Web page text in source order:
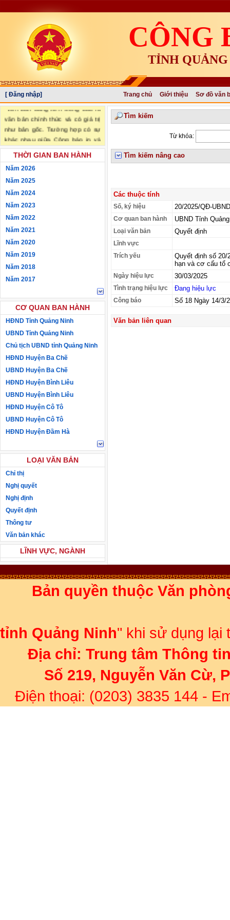
CÔNG
TỈNH
[ Đăng nhập] Trang chủ Giới thiệu
Sơ đồ văn
"Văn bản đăng trên Công báo là
văn bản chính thức và có giá trị
như bản gốc. Trường hợp có sự
khác nhau giữa Công báo in và
Công báo điện tử thì sử dụng
Công báo in làm căn cứ chính
thức." (trích Nghị định số
34/2016/NĐ-CP ngày 14/05/2016
của Chính phủ)
THỜI GIAN BAN HÀNH
Năm 2026
Năm 2025
Năm 2024
Năm 2023
Năm 2022
Năm 2021
Năm 2020
Năm 2019
Năm 2018
Năm 2017
CƠ QUAN BAN HÀNH
HĐND Tỉnh Quảng Ninh
UBND Tỉnh Quảng Ninh
Chủ tịch UBND tỉnh Quảng Ninh
HĐND Huyện Ba Chẽ
UBND Huyện Ba Chẽ
HĐND Huyện Bình Liêu
UBND Huyện Bình Liêu
HĐND Huyện Cô Tô
UBND Huyện Cô Tô
HĐND Huyện Đầm Hà
LOẠI VĂN BẢN
Chỉ thị
Nghị quyết
Nghị định
Quyết định
Thông tư
Văn bản khác
LĨNH VỰC, NGÀNH
Tìm kiếm
Từ khóa:
Tìm kiếm nâng cao
Các thuộc tính
Số, ký hiệu 20/2025/QĐ-UBND
Cơ quan ban hành UBND Tỉnh
Loại văn bản Quyết định
Lĩnh vực
Trích yếu
Quyết định số 20/
hạn và cơ cấu tổ
Ngày hiệu lực 30/03/2025
Tình trạng hiệu lực Đang hiệu lực
Công báo Số 18 Ngày 14/3/
Văn bản liên quan
Bản quyền thuộc Văn
tỉnh Quảng Ninh" khi sử dụng lại
Địa chỉ: Trung tâm Thông
Số 219, Nguyễn Văn Cừ,
Điện thoại: (0203) 3835 144 -